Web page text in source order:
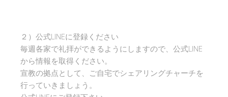
２）公式LINEに登録ください
毎週各家で礼拝ができるようにしますので、公式LINE
から情報を取得ください。
宣教の拠点として、ご自宅でシェアリングチャーチを
行っていきましょう。